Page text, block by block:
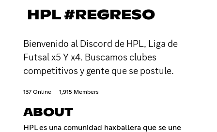
HPL #REGRESO
Bienvenido al Discord de HPL, Liga de
Futsal x5 Y x4. Buscamos clubes
competitivos y gente que se postule.
137 Online 1,915 Members
ABOUT
HPL es una comunidad haxballera que se une